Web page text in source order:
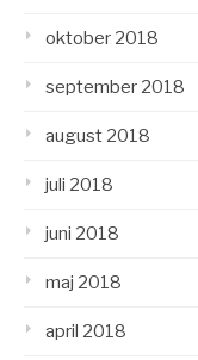
oktober 2018
september 2018
august 2018
juli 2018
juni 2018
maj 2018
april 2018